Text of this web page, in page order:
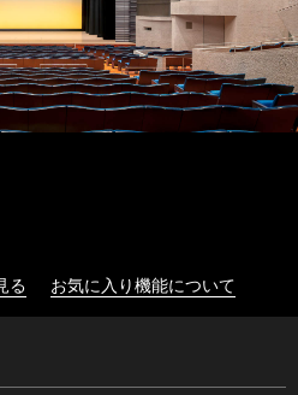
る お気に入り機能について